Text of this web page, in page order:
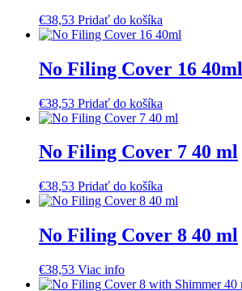
€38,53 Pridať do košíka
No Filing Cover 16 40ml
€38,53 Pridať do košíka
No Filing Cover 7 40 ml
€38,53 Pridať do košíka
No Filing Cover 8 40 ml
€38,53 Viac info